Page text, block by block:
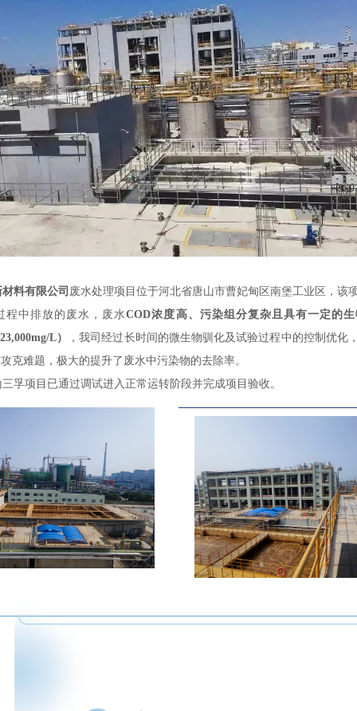
料有限公司 废水处理项目位于河北省唐山市曹妃甸区南堡工业区，该
程中排放的废水，废水COD浓度高、污染组分复杂且具有一定的
L）
，我司经过长时间的微生物驯化及试验过程中的控制优化
克难题，极大的提升了废水中污染物的去除率。
孚项目已通过调试进入正常运转阶段并完成项目验收。